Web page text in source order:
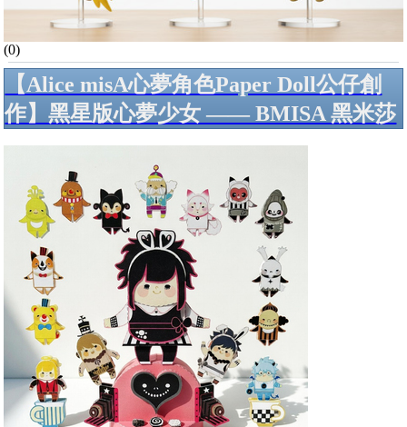
(0)
【Alice misA心夢角色Paper Doll公仔創
作】黑星版心夢少女 —— BMISA 黑米莎